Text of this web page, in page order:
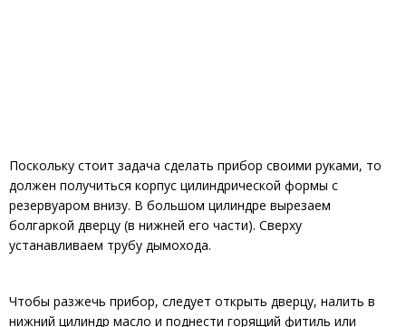
Поскольку стоит задача сделать прибор своими руками, то
должен получиться корпус цилиндрической формы с
резервуаром внизу. В большом цилиндре вырезаем
болгаркой дверцу (в нижней его части). Сверху
устанавливаем трубу дымохода.
Чтобы разжечь прибор, следует открыть дверцу, налить в
нижний цилиндр масло и поднести горящий фитиль или